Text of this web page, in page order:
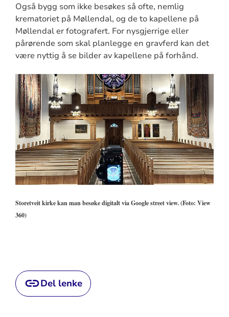
Også bygg som ikke besøkes så ofte, nemlig
krematoriet på Møllendal, og de to kapellene på
Møllendal er fotografert. For nysgjerrige eller
pårørende som skal planlegge en gravferd kan det
være nyttig å se bilder av kapellene på forhånd.
Storetveit kirke kan man besøke digitalt via Google street view. (Foto: View
360)
Del lenke